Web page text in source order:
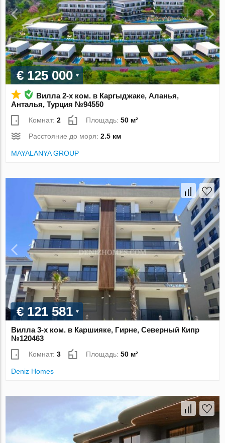
€ 125 000
Вилла 2-х ком. в Каргыджаке, Аланья,
Анталья, Турция №94550
Комнат:2 Площадь:50 м²
Расстояние до моря:2.5 км
MAYALANYA GROUP
€ 121 581
Вилла 3-х ком. в Каршияке, Гирне, Северный Кипр
№120463
Комнат:3 Площадь:50 м²
Deniz Homes